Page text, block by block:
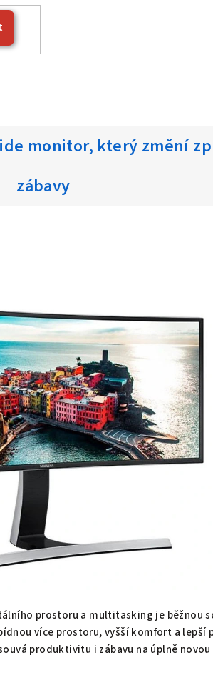
monitor, který změní
zábavy
prostoru a multitasking je běžnou
více prostoru, vyšší komfort a lepší
produktivitu i zábavu na úplně novou